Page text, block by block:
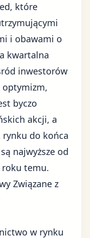
które
i obawami o
kwartalna
inwestorów
optymizm,
byczo
akcji, a
rynku do końca
najwyższe od
roku temu.
Związane z
w rynku